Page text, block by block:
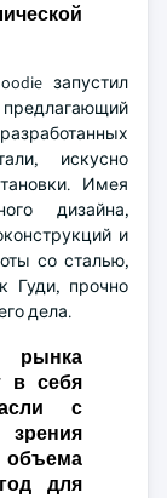
запустил
искусно
Имея
дизайна,
и
со сталью,
Гуди, прочно
дела.
в себя
с
для